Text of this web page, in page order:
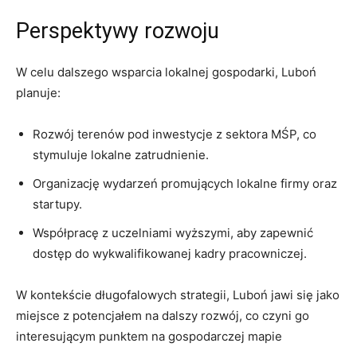
Perspektywy rozwoju
W celu dalszego wsparcia lokalnej gospodarki, Luboń
planuje:
Rozwój terenów pod inwestycje z sektora MŚP, co
stymuluje lokalne zatrudnienie.
Organizację wydarzeń promujących lokalne firmy oraz
startupy.
Współpracę z uczelniami wyższymi, aby zapewnić
dostęp do wykwalifikowanej kadry pracowniczej.
W kontekście długofalowych strategii, Luboń jawi się jako
miejsce z potencjałem na dalszy rozwój, co czyni go
interesującym punktem na gospodarczej mapie